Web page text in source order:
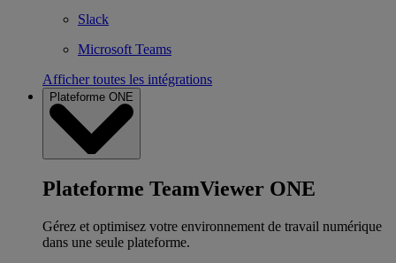
Slack
Microsoft Teams
Afficher toutes les intégrations
Plateforme ONE
Plateforme TeamViewer ONE
Gérez et optimisez votre environnement de travail numérique
dans une seule plateforme.